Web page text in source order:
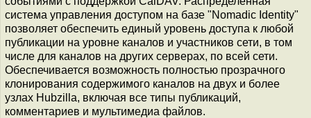
система управления доступом на базе "Nomadic Identity"
позволяет обеспечить единый уровень доступа к любой
публикации на уровне каналов и участников сети, в том
числе для каналов на других серверах, по всей сети.
Обеспечивается возможность полностью прозрачного
клонирования содержимого каналов на двух и более
узлах Hubzilla, включая все типы публикаций,
комментариев и мультимедиа файлов.